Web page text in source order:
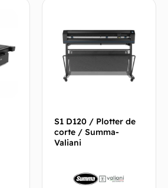
S1 D120 / Plotter de
corte / Summa-
Valiani